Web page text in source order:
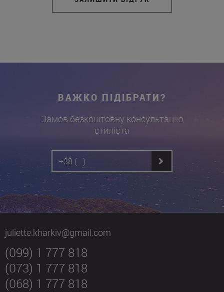
ВАЖКО ПІДІБРАТИ?
Замов безкоштовну консультацію
стиліста
juliette.kharkiv@gmail.com
(099) 1 777 818
(073) 1 777 818
(068) 1 777 818